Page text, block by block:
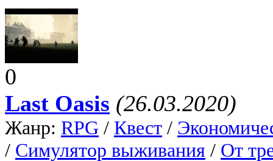
0
Last Oasis (26.03.2020)
Жанр: RPG / Квест /
/ Симулятор выживания / От